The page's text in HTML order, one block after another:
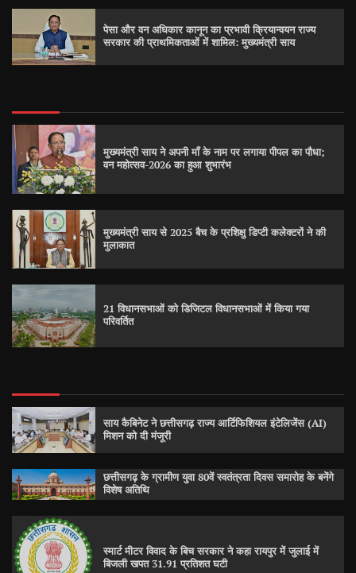
पेसा और वन अधिकार कानून का प्रभावी क्रियान्वयन राज्य
सरकार की प्राथमिकताओं में शामिल: मुख्यमंत्री साय
मुख्यमंत्री साय ने अपनी माँ के नाम पर लगाया पीपल का पौधा;
वन महोत्सव-2026 का हुआ शुभारंभ
मुख्यमंत्री साय से 2025 बैच के प्रशिक्षु डिप्टी कलेक्टरों ने की
मुलाकात
21 विधानसभाओं को डिजिटल विधानसभाओं में किया गया
परिवर्तित
साय कैबिनेट ने छत्तीसगढ़ राज्य आर्टिफिशियल इंटेलिजेंस (AI)
मिशन को दी मंजूरी
छत्तीसगढ़ के ग्रामीण युवा 80वें स्वतंत्रता दिवस समारोह के बनेंगे
विशेष अतिथि
स्मार्ट मीटर विवाद के बिच सरकार ने कहा रायपुर में जुलाई में
बिजली खपत 31.91 प्रतिशत घटी